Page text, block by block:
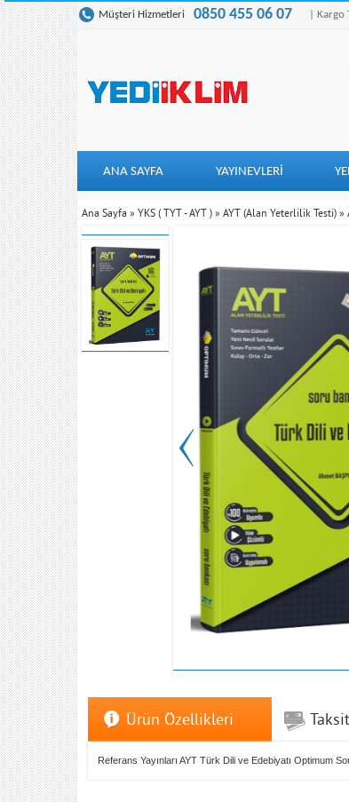
Müşteri Hizmetleri 0850 455 06 07 | Kargo
ANA SAYFA YAYINEVLERİ
Ana Sayfa » YKS ( TYT - AYT ) » AYT (Alan Yeterlilik Testi) »
Ürün Özellikleri
Referans Yayınları AYT Türk Dili ve Edebiyatı Optimum